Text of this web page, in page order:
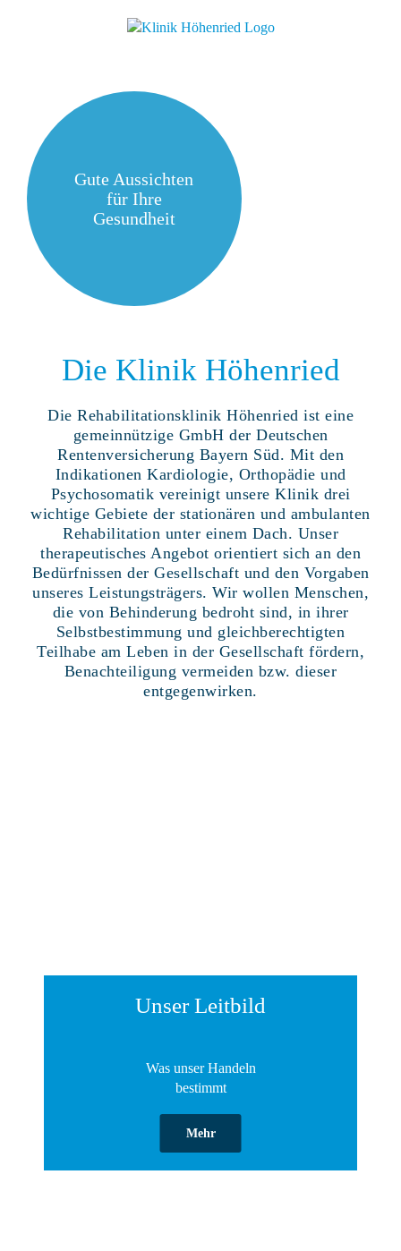
Gute Aussichten
für Ihre
Gesundheit
Die Klinik Höhenried
Die Rehabilitationsklinik Höhenried ist eine
gemeinnützige GmbH der Deutschen
Rentenversicherung Bayern Süd. Mit den
Indikationen Kardiologie, Orthopädie und
Psychosomatik vereinigt unsere Klinik drei
wichtige Gebiete der stationären und ambulanten
Rehabilitation unter einem Dach. Unser
therapeutisches Angebot orientiert sich an den
Bedürfnissen der Gesellschaft und den Vorgaben
unseres Leistungsträgers. Wir wollen Menschen,
die von Behinderung bedroht sind, in ihrer
Selbstbestimmung und gleichberechtigten
Teilhabe am Leben in der Gesellschaft fördern,
Benachteiligung vermeiden bzw. dieser
entgegenwirken.
Unser Leitbild
Was unser Handeln
bestimmt
Mehr